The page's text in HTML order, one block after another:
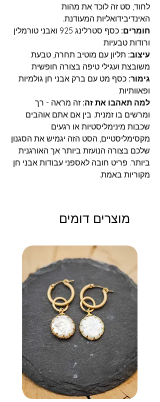
לחוד, סט זה לוכד את מהות
האינדיבידואליות המעודנת.
חומרים:
כסף סטרלינג 925 ואבני טורמלין
ורודות טבעיות
עיצוב: תליון עם מוטיב תחרה, טבעת
משובצת ועגילי טיפה בצורה חופשית
גימור: כסף מט עם ברק אבני חן גולמיות
ופאוותיות
למה תאהבו את זה: זה מראה - רך
ומרשים בו זמנית. בין אם אתם אוהבים
שכבות מינימליסטיות או רגעים
מקסימליסטיים, הסט הזה יגמיש את הסגנון
שלכם בצורה הנועזת ביותר אך האורגנית
ביותר. פריט חובה לאספני עבודות אבני חן
מקוריות באמת.
מוצרים דומים